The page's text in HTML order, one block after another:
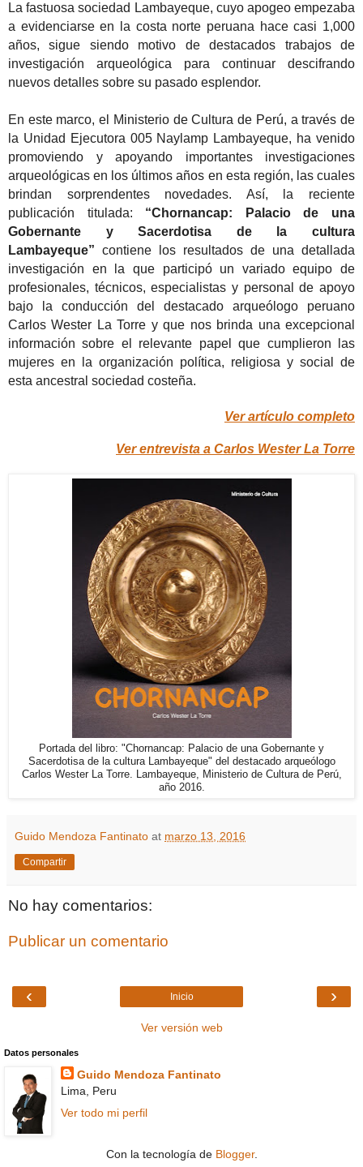
La fastuosa sociedad Lambayeque, cuyo apogeo empezaba
a evidenciarse en la costa norte peruana hace casi 1,000
años, sigue siendo motivo de destacados trabajos de
investigación arqueológica para continuar descifrando
nuevos detalles sobre su pasado esplendor.
En este marco, el Ministerio de Cultura de Perú, a través de
la Unidad Ejecutora 005 Naylamp Lambayeque, ha venido
promoviendo y apoyando importantes investigaciones
arqueológicas en los últimos años en esta región, las cuales
brindan sorprendentes novedades. Así, la reciente
publicación titulada: “Chornancap: Palacio de una
Gobernante y Sacerdotisa de la cultura
Lambayeque” contiene los resultados de una detallada
investigación en la que participó un variado equipo de
profesionales, técnicos, especialistas y personal de apoyo
bajo la conducción del destacado arqueólogo peruano
Carlos Wester La Torre y que nos brinda una excepcional
información sobre el relevante papel que cumplieron las
mujeres en la organización política, religiosa y social de
esta ancestral sociedad costeña.
Ver artículo completo
Ver entrevista a Carlos Wester La Torre
Portada del libro: "Chornancap: Palacio de una Gobernante y
Sacerdotisa de la cultura Lambayeque" del destacado arqueólogo
Carlos Wester La Torre. Lambayeque, Ministerio de Cultura de Perú,
año 2016.
Guido Mendoza Fantinato at marzo 13, 2016
Compartir
No hay comentarios:
Publicar un comentario
‹ ›
Inicio
Ver versión web
Datos personales
Guido Mendoza Fantinato
Lima, Peru
Ver todo mi perfil
Con la tecnología de Blogger.